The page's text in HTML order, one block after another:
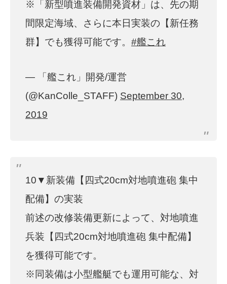
※「新型噴進装備開発資材」は、先の期
間限定海域、さらに本日実装の【新任務
群】でも獲得可能です。 #艦これ
— 「艦これ」開発/運営
(@KanColle_STAFF) September 30,
2019
10▼新装備【四式20cm対地噴進砲 集中
配備】の実装
前述の改修装備更新によって、対地噴進
兵装【四式20cm対地噴進砲 集中配備】
を獲得可能です。
※同装備は小型艦艇でも運用可能な、対